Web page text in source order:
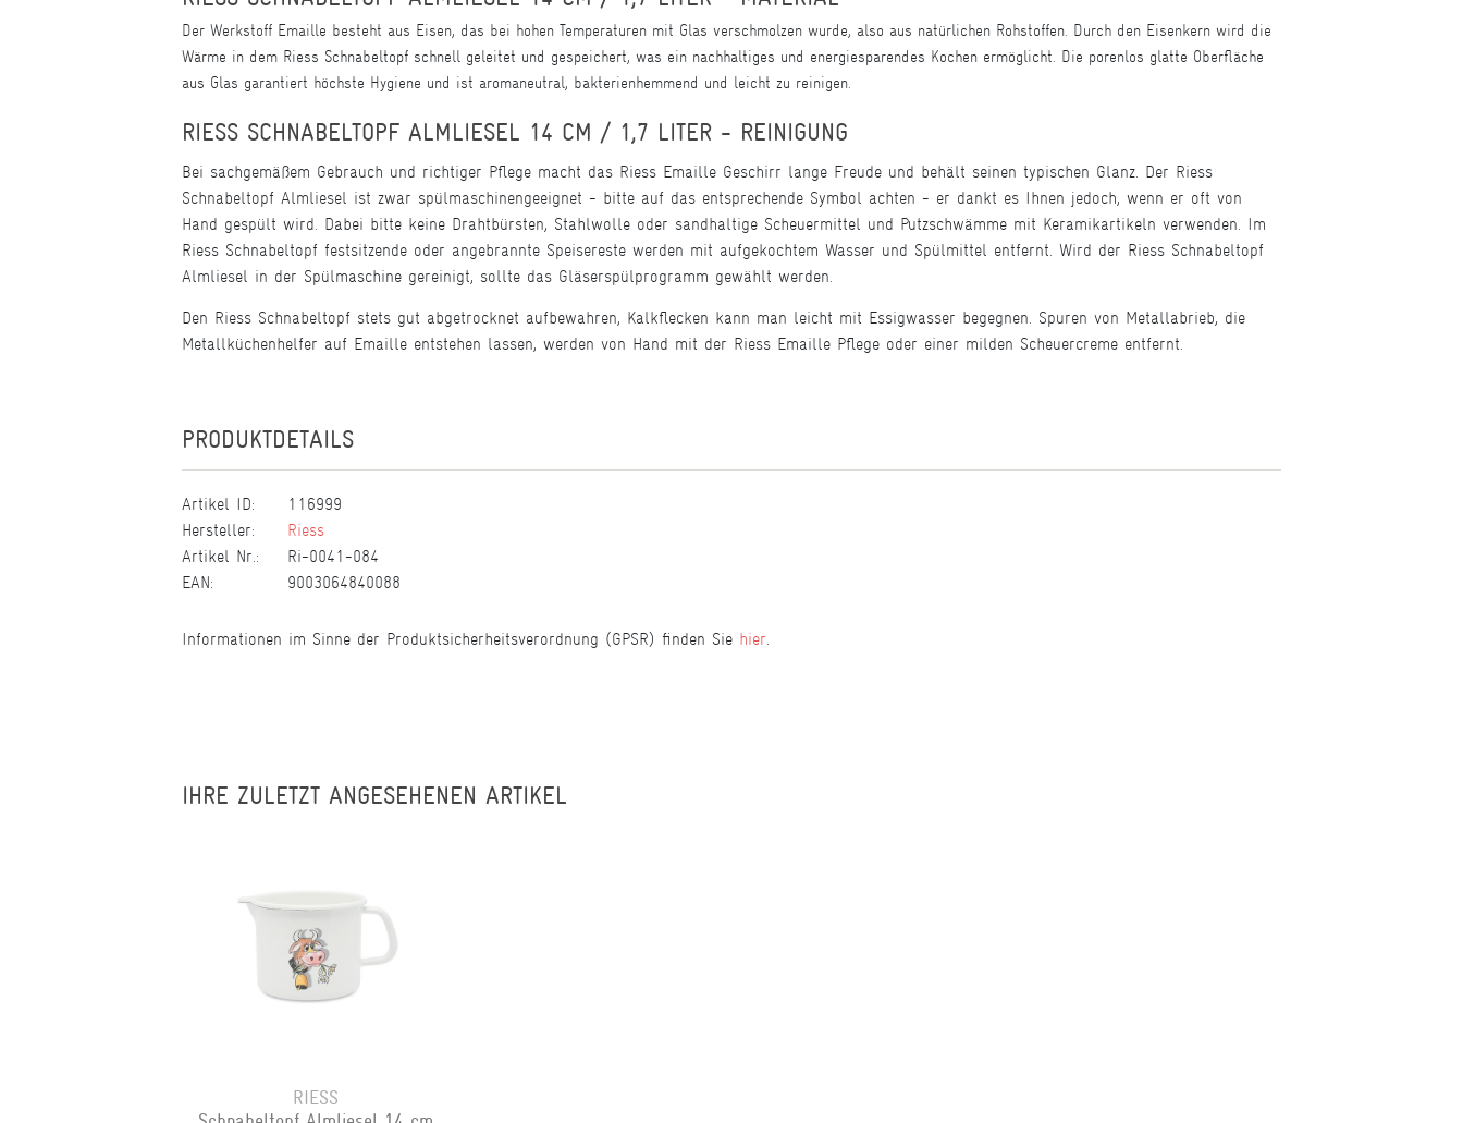
Der Werkstoff Emaille besteht aus Eisen, das bei hohen Temperaturen mit Glas verschmolzen wurde, also aus natürlichen Rohstoffen. Durch den Eisenkern wird die
Wärme in dem Riess Schnabeltopf schnell geleitet und gespeichert, was ein nachhaltiges und energiesparendes Kochen ermöglicht. Die porenlos glatte Oberfläche
aus Glas garantiert höchste Hygiene und ist aromaneutral, bakterienhemmend und leicht zu reinigen.
RIESS SCHNABELTOPF ALMLIESEL 14 CM / 1,7 LITER - REINIGUNG
Bei sachgemäßem Gebrauch und richtiger Pflege macht das Riess Emaille Geschirr lange Freude und behält seinen typischen Glanz. Der Riess
Schnabeltopf Almliesel ist zwar spülmaschinengeeignet - bitte auf das entsprechende Symbol achten - er dankt es Ihnen jedoch, wenn er oft von
Hand gespült wird. Dabei bitte keine Drahtbürsten, Stahlwolle oder sandhaltige Scheuermittel und Putzschwämme mit Keramikartikeln verwenden. Im
Riess Schnabeltopf festsitzende oder angebrannte Speisereste werden mit aufgekochtem Wasser und Spülmittel entfernt. Wird der Riess Schnabeltopf
Almliesel in der Spülmaschine gereinigt, sollte das Gläserspülprogramm gewählt werden.
Den Riess Schnabeltopf stets gut abgetrocknet aufbewahren, Kalkflecken kann man leicht mit Essigwasser begegnen. Spuren von Metallabrieb, die
Metallküchenhelfer auf Emaille entstehen lassen, werden von Hand mit der Riess Emaille Pflege oder einer milden Scheuercreme entfernt.
PRODUKTDETAILS
Artikel ID:
116999
Hersteller:
Riess
Artikel Nr.:
Ri-0041-084
EAN:
9003064840088
Informationen im Sinne der Produktsicherheitsverordnung (GPSR) finden Sie hier
IHRE ZULETZT ANGESEHENEN ARTIKEL
RIESS